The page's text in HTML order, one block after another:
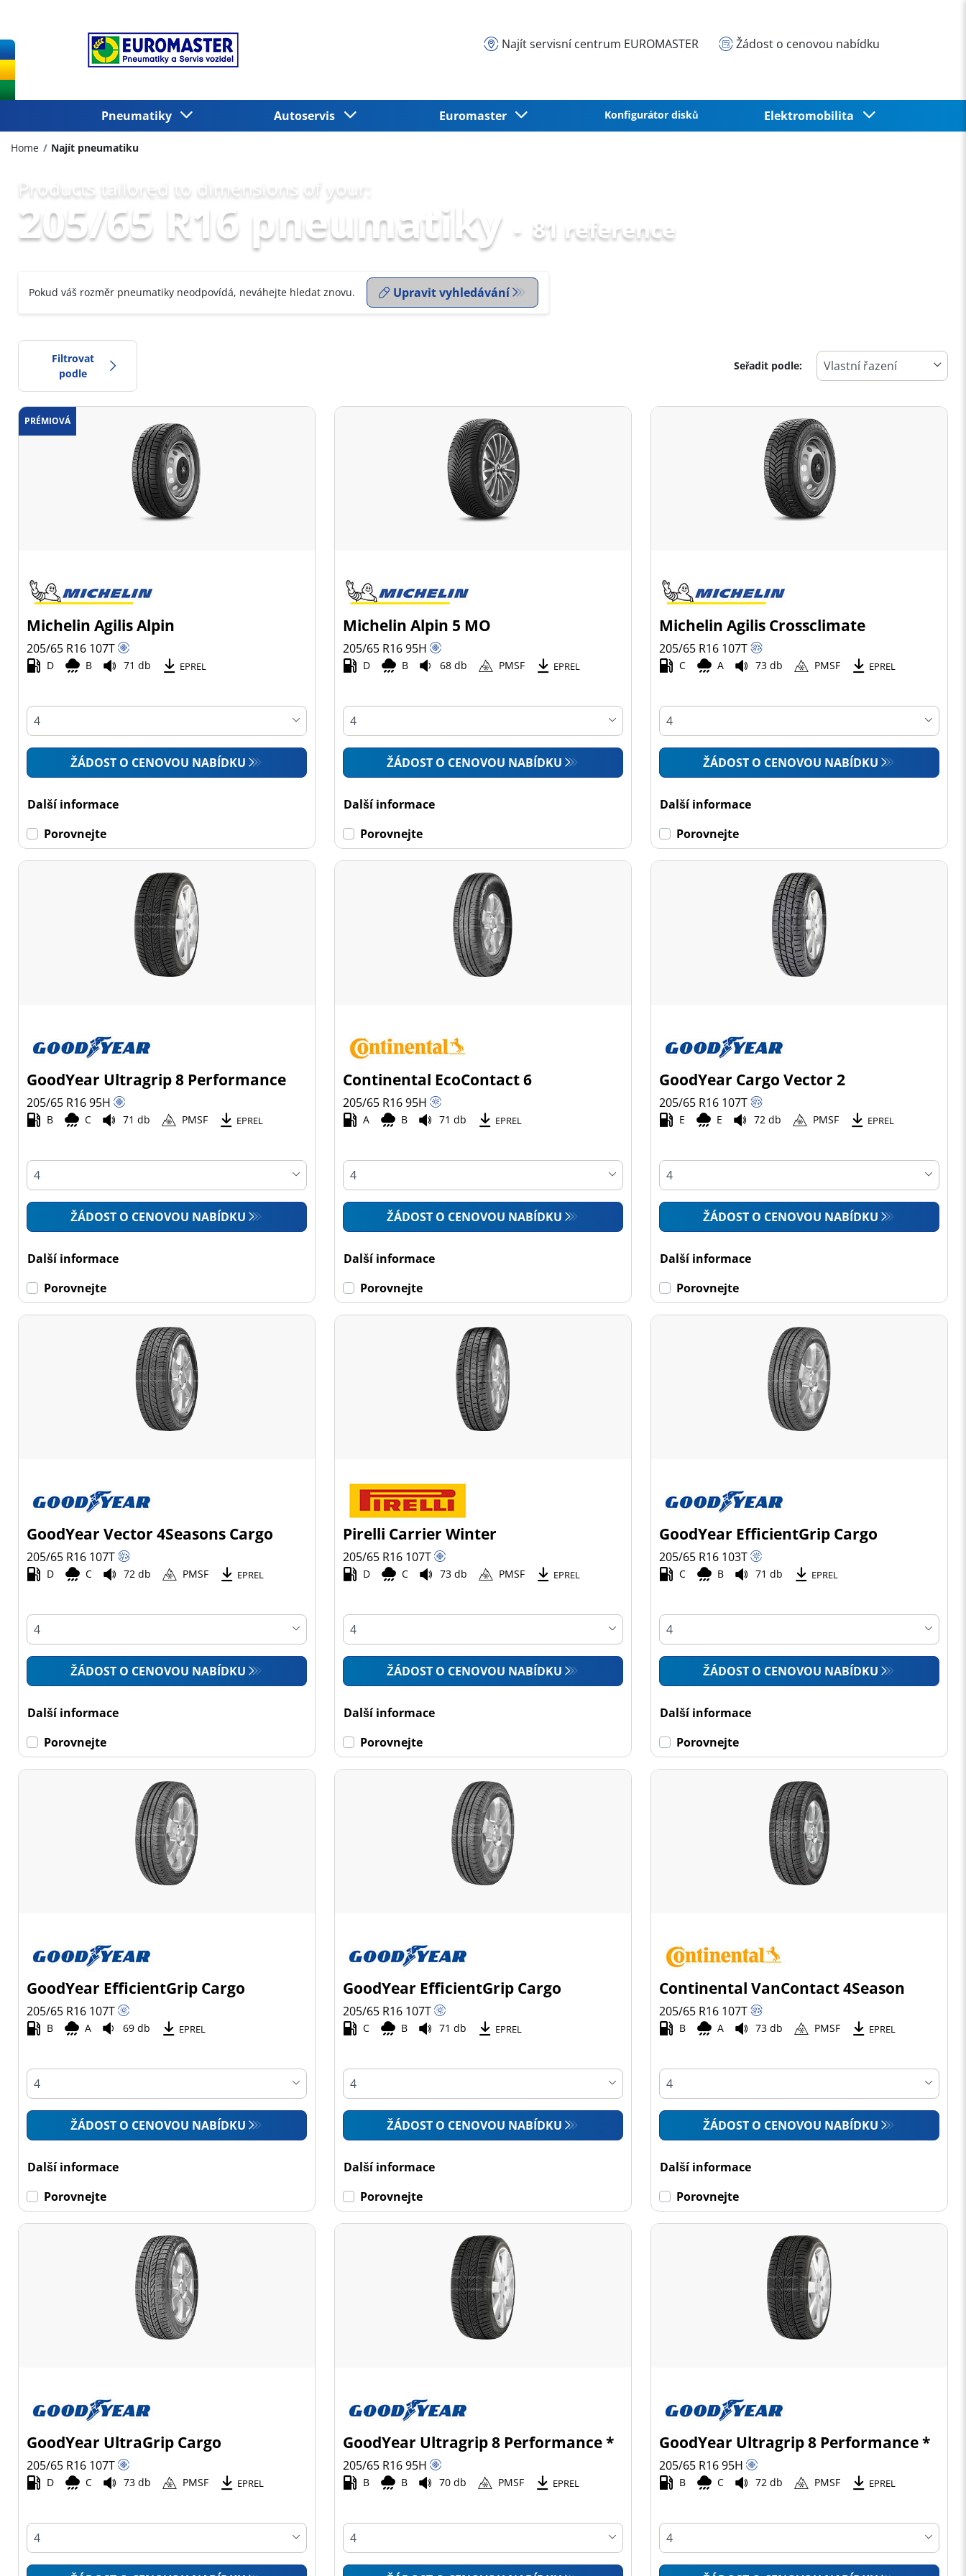
Najít servisní centrum EUROMASTER Žádost o cenovou nabídku
Pneumatiky Autoservis Euromaster Konfigurátor disků Elektromobilita
Home Najít pneumatiku
Products tailored to dimensions of your:
205/65 R16 pneumatiky - 81 reference
Pokud váš rozměr pneumatiky neodpovídá, neváhejte hledat znovu. Upravit vyhledávání
Filtrovat
podle
Cena
0 2
Všechny typy (81)
Celoroční (15)
Všechny typy (81)
Dodávka (56)
Campingový vůz (0)
(0)
Dojezdové
Ne dojezdové (81)
Seřadit podle:
PRÉMIOVÁ
Michelin Agilis Alpin
205/65 R16 107T
D B 71 db EPREL
ŽÁDOST O CENOVOU NABÍDKU
Další informace
Porovnejte
Michelin Alpin 5 MO
205/65 R1695H
D B 68 db PMSF EPREL
ŽÁDOST O CENOVOU NABÍDKU
Další informace
Porovnejte
Michelin Agilis Crossclimate
205/65 R16 107T
C A 73 db PMSF EPREL
ŽÁDOST O CENOVOU NABÍDKU
Další informace
Porovnejte
GoodYear Ultragrip 8 Performance
205/65 R1695H
B C 71 db PMSF EPREL
ŽÁDOST O CENOVOU NABÍDKU
Další informace
Porovnejte
Continental EcoContact 6
205/65 R1695H
A B 71 db EPREL
ŽÁDOST O CENOVOU NABÍDKU
Další informace
Porovnejte
GoodYear Cargo Vector 2
205/65 R16 107T
E E 72 db PMSF EPREL
ŽÁDOST O CENOVOU NABÍDKU
Další informace
Porovnejte
GoodYear Vector 4Seasons Cargo
205/65 R16 107T
D C 72 db PMSF EPREL
ŽÁDOST O CENOVOU NABÍDKU
Další informace
Porovnejte
Pirelli Carrier Winter
205/65 R16 107T
D C 73 db PMSF EPREL
ŽÁDOST O CENOVOU NABÍDKU
Další informace
Porovnejte
GoodYear EfficientGrip Cargo
205/65 R16 103T
C B 71 db EPREL
ŽÁDOST O CENOVOU NABÍDKU
Další informace
Porovnejte
GoodYear EfficientGrip Cargo
205/65 R16 107T
B A 69 db EPREL
ŽÁDOST O CENOVOU NABÍDKU
Další informace
Porovnejte
GoodYear EfficientGrip Cargo
205/65 R16 107T
C B 71 db EPREL
ŽÁDOST O CENOVOU NABÍDKU
Další informace
Porovnejte
Continental VanContact 4Season
205/65 R16 107T
B A 73 db PMSF EPREL
ŽÁDOST O CENOVOU NABÍDKU
Další informace
Porovnejte
GoodYear UltraGrip Cargo
205/65 R16 107T
D C 73 db PMSF EPREL
GoodYear Ultragrip 8 Performance *
205/65 R1695H
B B 70 db PMSF EPREL
GoodYear Ultragrip 8 Performance *
205/65 R1695H
B C 72 db PMSF EPREL